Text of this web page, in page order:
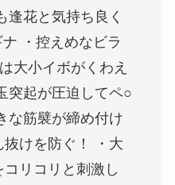
花と気持ち良く
・控えめなビラ
大小イボがくわえ
突起が圧迫してペ○
な筋襞が締め付け
けを防ぐ！ ・大
リコリと刺激し